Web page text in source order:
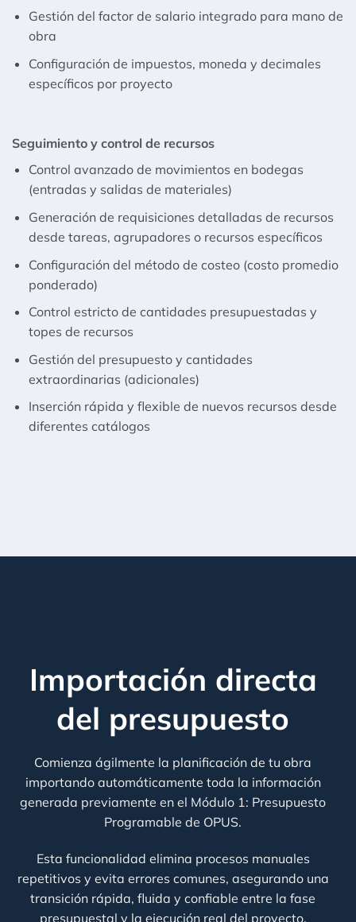
Gestión del factor de salario integrado para mano de
obra
Configuración de impuestos, moneda y decimales
específicos por proyecto
Seguimiento y control de recursos
Control avanzado de movimientos en bodegas
(entradas y salidas de materiales)
Generación de requisiciones detalladas de recursos
desde tareas, agrupadores o recursos específicos
Configuración del método de costeo (costo promedio
ponderado)
Control estricto de cantidades presupuestadas y
topes de recursos
Gestión del presupuesto y cantidades
extraordinarias (adicionales)
Inserción rápida y flexible de nuevos recursos desde
diferentes catálogos
Importación directa
del presupuesto
Comienza ágilmente la planificación de tu obra
importando automáticamente toda la información
generada previamente en el Módulo 1: Presupuesto
Programable de OPUS.
Esta funcionalidad elimina procesos manuales
repetitivos y evita errores comunes, asegurando una
transición rápida, fluida y confiable entre la fase
presupuestal y la ejecución real del proyecto.